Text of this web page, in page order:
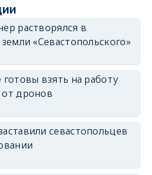
растворялся в
«Севастопольского»
взять на работу
дронов
севастопольцев